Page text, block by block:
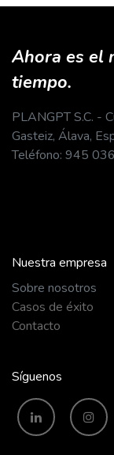
Ahora es el
tiempo.
PLANGPT S.C. -
Gasteiz, Álava,
Teléfono: 945
Nuestra empresa
​Sobre nosotros
Casos de éxito
Contacto
Síguenos